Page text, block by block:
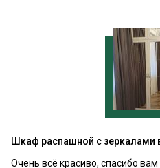
Шкаф распашной с зеркалами
Очень всё красиво, спасибо